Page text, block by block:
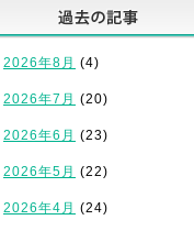
2026年8月 (4)
2026年7月 (20)
2026年6月 (23)
2026年5月 (22)
2026年4月 (24)